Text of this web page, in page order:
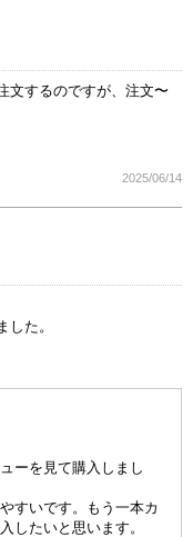
文するのですが、注文〜
2025/06/14
た。
ーを見て購入しまし
すいです。もう一本カ
したいと思います。